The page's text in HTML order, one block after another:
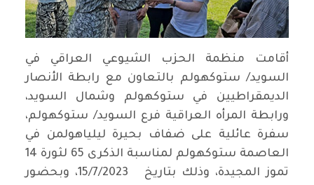
أقامت منظمة الحزب الشيوعي العراقي في
السويد/ ستوكهولم بالتعاون مع رابطة الأنصار
الديمقراطيين في ستوكهولم وشمال السويد،
ورابطة المرأه العراقية فرع السويد/ ستوكهولم،
سفرة عائلية على ضفاف بحيرة ليلياهولمن في
العاصمة ستوكهولم لمناسبة الذكرى 65 لثورة 14
تموز المجيدة، وذلك بتاريخ 15/7/2023، وبحضور